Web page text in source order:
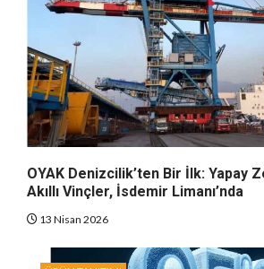
OYAK Denizcilik’ten Bir İlk: Yapay
Akıllı Vinçler, İsdemir Limanı’nda
13 Nisan 2026